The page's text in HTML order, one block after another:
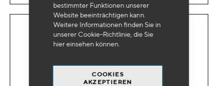
bestimmter Funktionen unserer
Website beeinträchtigen kann.
Weitere Informationen finden Sie in
unserer Cookie-Richtlinie, die Sie
hiereinsehen können.
COOKIES
AKZEPTIEREN